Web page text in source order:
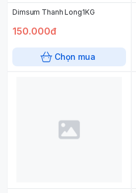
Dimsum Thanh Long1KG
150.000đ
Chọn mua